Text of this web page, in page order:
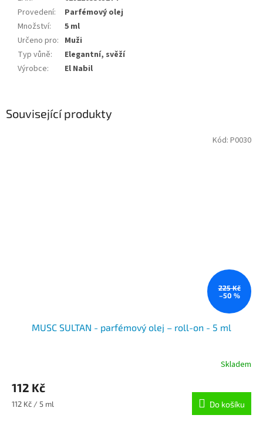
Související produkty
225 Kč
–50 %
MUSC SULTAN - parfémový olej – roll-on - 5 ml
Skladem
112 Kč
Měrná
112 Kč / 5 ml Do košíku
Kód: P0030
Provedení:
Parfémový olej
Množství:
5 ml
Určeno pro: Muži
Typ vůně:
Elegantní, svěží
Výrobce: El Nabil